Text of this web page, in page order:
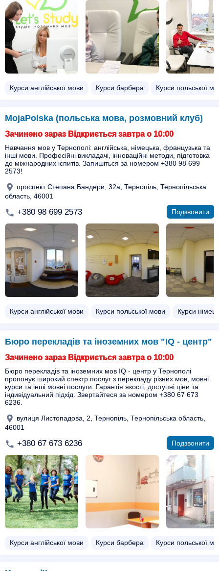
Курси англійської мови Курси барбера Курси польської
MojaPolska (польська мова, розмовний клуб)
Зачинено зараз Відкриється завтра о 10:00
Навчання мов у Тернополі: англійська, німецька, французька та
інші мови. Професійні викладачі, інноваційні методи, підготовка
до міжнародних іспитів. Запишіться за номером +380 98 699
2573!
проспект Степана Бандери, 32а, Тернопіль, Тернопільська
область, 46001
+380 98 699 2573 Подзвонити
Курси англійської мови Курси польської мови Курси
Бюро перекладів та іноземних мов "IQ - центр"
Зачинено зараз Відкриється завтра о 10:00
Бюро перекладів та іноземних мов IQ - центр у Тернополі
пропонує широкий спектр послуг з перекладу різних мов, мовні
курси та інші мовні послуги. Гарантія якості, доступні ціни та
індивідуальний підхід. Звертайтеся за номером +380 67 673
6236.
вулиця Листопадова, 2, Тернопіль, Тернопільська область,
46001
+380 67 673 6236 Подзвонити
Курси англійської мови Курси барбера Курси польської